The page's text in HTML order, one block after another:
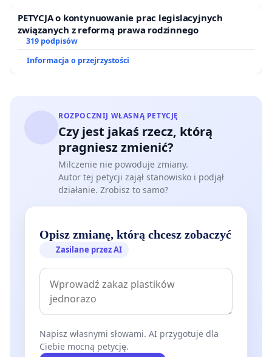
zasadzie sprawiedliwości kompensacyjnej.
5. Ryzyko pogłębienia wykluczenia cyfrowego:
o ograniczonych dochodach - seniorów, studentów,
młodych ludzi wchodzących na rynek pracy - dla
których koszt dodatkowych kilkudziesięciu złotych
może być barierą. W efekcie obciążenie finansowe
ograniczy dostęp do narzędzi niezbędnych do
uczestnictwa w życiu społecznym.
6. Uderzenie w małych producentów i
dystrybutorów:
Choć narracja ministerstwa sugeruje, że opłata
uderzy głównie w “big tech”, rzeczywistość jest
inna. Polscy producenci sprzętu, którzy stopniowo
PETYCJA o kontynuowanie prac legislacyjnych
związanych z reformą prawa rodzinnego
319 podpisów
Informacja o przejrzystości
ROZPOCZNIJ WŁASNĄ PETYCJĘ
Czy jest jakaś rzecz, którą
pragniesz zmienić?
Milczenie nie powoduje zmiany.
Autor tej petycji zajął stanowisko i podjął
działanie. Zrobisz to samo?
Opisz zmianę, którą chcesz zobaczyć
Zasilane przez AI
Napisz własnymi słowami. AI przygotuje dla
Ciebie mocną petycję.